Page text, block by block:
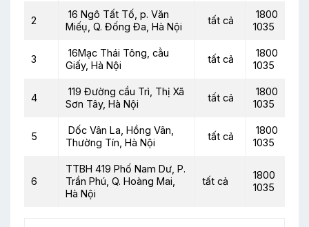
2
16 Ngô Tất Tố, p. Văn
Miếụ, Q. Đống Đa, Hà Nội
tất cả
1800
1035
3
16Mạc Thái Tông, cằu
Giấy, Hà Nội
tất cả
1800
1035
4
119 Đường cầu Trì, Thị Xã
Sơn Tây, Hà Nội
tất cả
1800
1035
5
Dốc Vân La, Hồng Vân,
Thường Tín, Hà Nội
tất cả
1800
1035
6
TTBH 419 Phố Nam Dư, P.
Trần Phú, Q. Hoàng Mai,
Hà Nội
tất cả
1800
1035